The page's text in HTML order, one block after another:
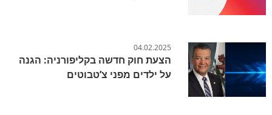
04.02.2025
הצעת חוק חדשה בקליפורניה: הגנה
על ילדים מפני צ’טבוטים